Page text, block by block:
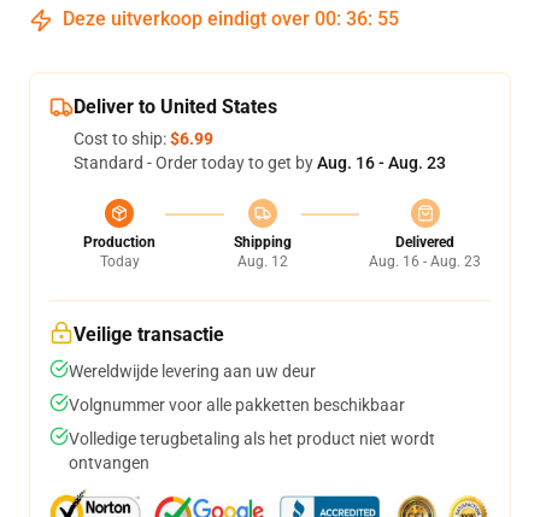
Deze uitverkoop eindigt over 00: 36: 54
Deliver to United States
Cost to ship:$6.99
Standard - Order today to get byAug. 16 - Aug. 23
Production
Today
Shipping
Aug. 12
Delivered
Aug. 16 - Aug. 23
Veilige transactie
Wereldwijde levering aan uw deur
Volgnummer voor alle pakketten beschikbaar
Volledige terugbetaling als het product niet wordt
ontvangen